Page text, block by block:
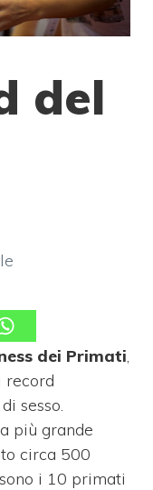
del
dei Primati
record
sesso.
più grande
circa 500
i 10 primati